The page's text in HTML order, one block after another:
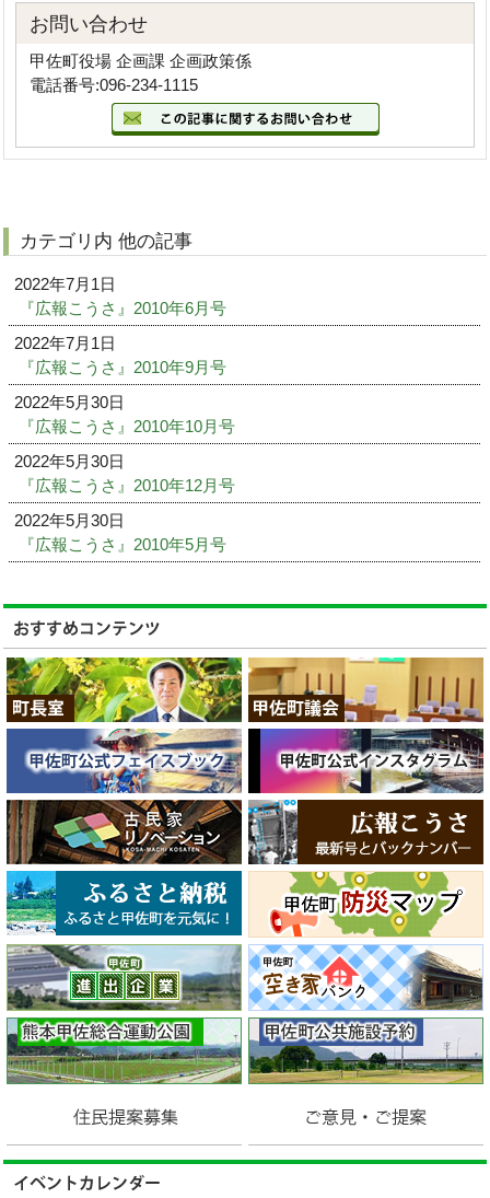
お問い合わせ
甲佐町役場 企画課 企画政策係
電話番号:096-234-1115
カテゴリ内 他の記事
2022年7月1日
『広報こうさ』2010年6月号
2022年7月1日
『広報こうさ』2010年9月号
2022年5月30日
『広報こうさ』2010年10月号
2022年5月30日
『広報こうさ』2010年12月号
2022年5月30日
『広報こうさ』2010年5月号